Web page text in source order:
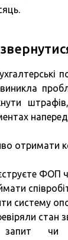
отримати
ФОП
систему
стан
запит чи